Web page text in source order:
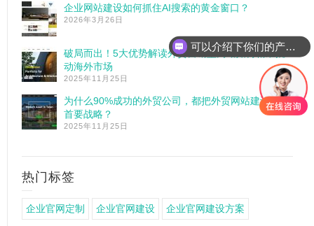
企业网站建设如何抓住AI搜索的黄金窗口？
2026年3月26日
破局而出！5大优势解读外贸营销型网站如何精准撬
动海外市场
2025年11月25日
为什么90%成功的外贸公司，都把外贸网站建设作为
首要战略？
2025年11月25日
热门标签
企业官网定制 企业官网建设 企业官网建设方案
可以介绍下你们的产品么